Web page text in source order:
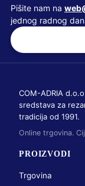
Pišite nam na
jednog radnog
COM-ADRIA
sredstava za
tradicija od 1991.
Online trgovina.
PROIZVODI
Trgovina